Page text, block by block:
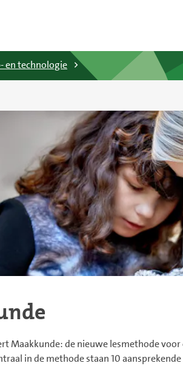
en technologie
Maakkunde: de nieuwe lesmethode
in de methode staan 10